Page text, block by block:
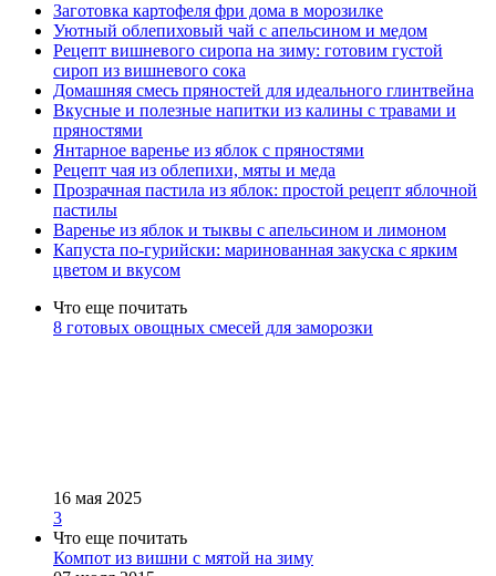
Заготовка картофеля фри дома в морозилке
Уютный облепиховый чай с апельсином и медом
Рецепт вишневого сиропа на зиму: готовим густой
сироп из вишневого сока
Домашняя смесь пряностей для идеального глинтвейна
Вкусные и полезные напитки из калины с травами и
пряностями
Янтарное варенье из яблок с пряностями
Рецепт чая из облепихи, мяты и меда
Прозрачная пастила из яблок: простой рецепт яблочной
пастилы
Варенье из яблок и тыквы с апельсином и лимоном
Капуста по-гурийски: маринованная закуска с ярким
цветом и вкусом
Что еще почитать
8 готовых овощных смесей для заморозки
16 мая 2025
3
Что еще почитать
Компот из вишни с мятой на зиму